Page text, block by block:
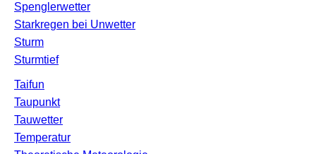
Spenglerwetter
Starkregen bei Unwetter
Sturm
Sturmtief
Taifun
Taupunkt
Tauwetter
Temperatur